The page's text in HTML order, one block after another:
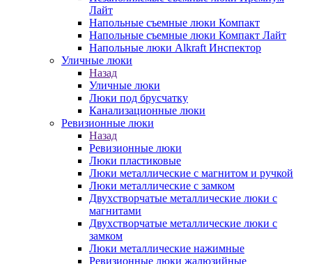
Лайт
Напольные съемные люки Компакт
Напольные съемные люки Компакт Лайт
Напольные люки Alkraft Инспектор
Уличные люки
Назад
Уличные люки
Люки под брусчатку
Канализационные люки
Ревизионные люки
Назад
Ревизионные люки
Люки пластиковые
Люки металлические с магнитом и ручкой
Люки металлические с замком
Двухстворчатые металлические люки с
магнитами
Двухстворчатые металлические люки с
замком
Люки металлические нажимные
Ревизионные люки жалюзийные